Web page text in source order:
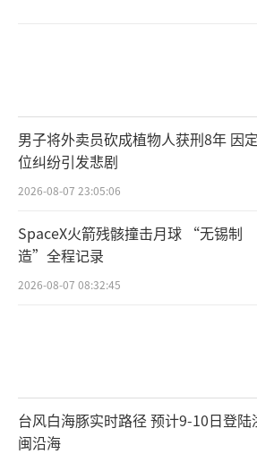
男子将外卖员砍成植物人获刑8年 因定
位纠纷引发悲剧
2026-08-07 23:05:06
SpaceX火箭残骸撞击月球 “无锡制
造”全程记录
2026-08-07 08:32:45
台风白海豚实时路径 预计9-10日登陆
闽沿海